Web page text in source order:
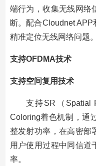
端行为，收集无线网络
断。配合Cloudnet APP
精准定位无线网络问题。
支持OFDMA技术
支持空间复用技术
支持SR（Spatial
Coloring着色机制，通
整发射功率，在高密部
用户使用过程中同信道
率。